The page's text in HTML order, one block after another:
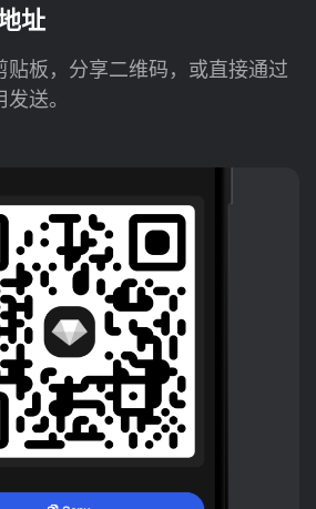
址
贴板，分享二维码，或直接通过
送。